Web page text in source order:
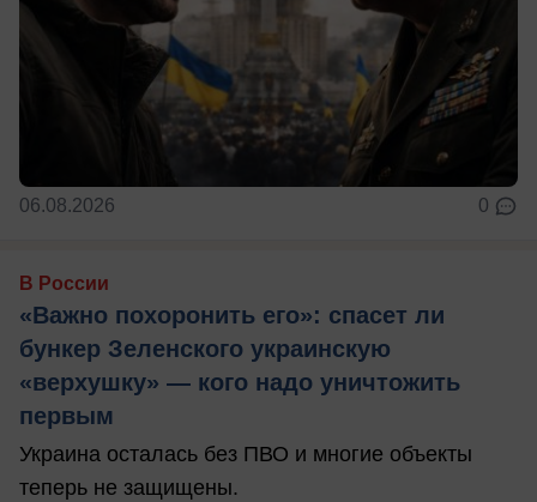
06.08.2026 0
В России
«Важно похоронить его»: спасет ли
бункер Зеленского украинскую
«верхушку» — кого надо уничтожить
первым
Украина осталась без ПВО и многие объекты
теперь не защищены.